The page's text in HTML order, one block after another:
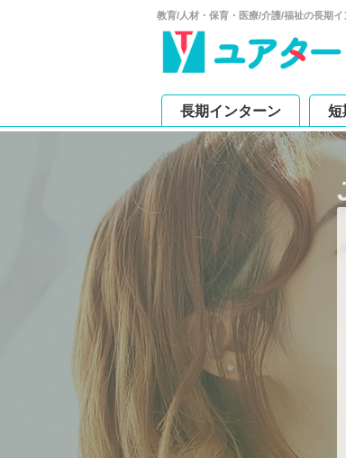
教育/人材・保育・医療/介護/福祉の長期
長期インターン 短